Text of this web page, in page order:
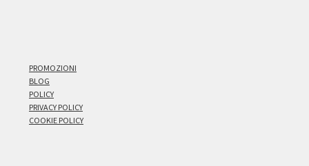
PROMOZIONI
BLOG
POLICY
PRIVACY POLICY
COOKIE POLICY